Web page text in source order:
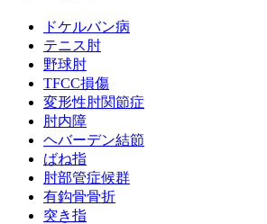
ドケルバン病
テニス肘
野球肘
TFCC損傷
変形性肘関節症
肘内障
ヘバーデン結節
ばね指
肘部管症候群
有鈎骨骨折
突き指